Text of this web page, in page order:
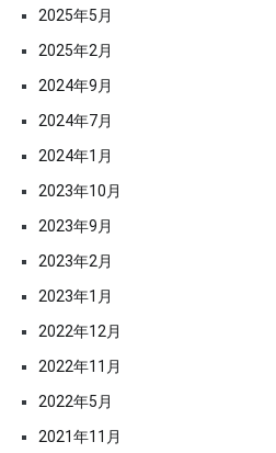
2025年5月
2025年2月
2024年9月
2024年7月
2024年1月
2023年10月
2023年9月
2023年2月
2023年1月
2022年12月
2022年11月
2022年5月
2021年11月